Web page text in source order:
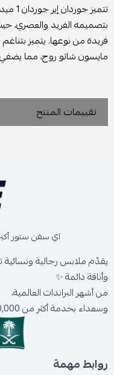
بتصميمه الفريد والعصري،
فريدة من نوعها. يتميز
مايسون شاتو روج، مما
تقييمات المنتج
اي سفن ستور
يقدّم ملابس رجالية
وأناقة دائمة ✨
من أشهر البراندات العالمية،
وسعداء بخدمة أكثر من 300,000 عميل حول المملكة.
روابط مهمة